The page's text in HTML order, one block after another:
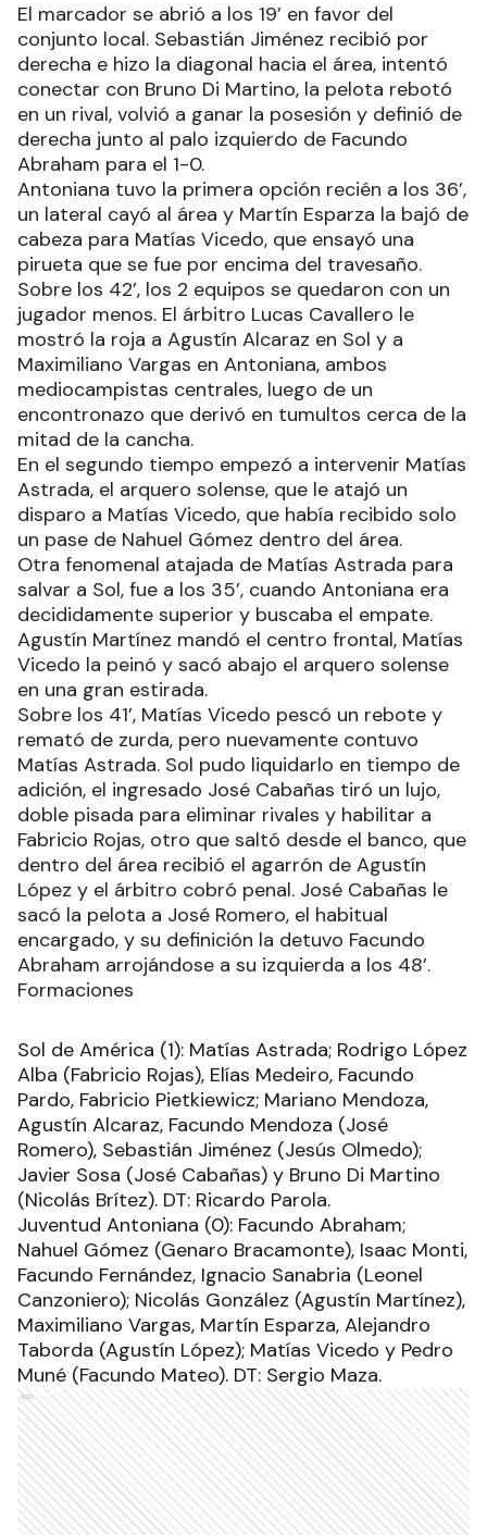
El marcador se abrió a los 19’ en favor del
conjunto local. Sebastián Jiménez recibió por
derecha e hizo la diagonal hacia el área, intentó
conectar con Bruno Di Martino, la pelota rebotó
en un rival, volvió a ganar la posesión y definió de
derecha junto al palo izquierdo de Facundo
Abraham para el 1-0.
Antoniana tuvo la primera opción recién a los 36’,
un lateral cayó al área y Martín Esparza la bajó de
cabeza para Matías Vicedo, que ensayó una
pirueta que se fue por encima del travesaño.
Sobre los 42’, los 2 equipos se quedaron con un
jugador menos. El árbitro Lucas Cavallero le
mostró la roja a Agustín Alcaraz en Sol y a
Maximiliano Vargas en Antoniana, ambos
mediocampistas centrales, luego de un
encontronazo que derivó en tumultos cerca de la
mitad de la cancha.
En el segundo tiempo empezó a intervenir Matías
Astrada, el arquero solense, que le atajó un
disparo a Matías Vicedo, que había recibido solo
un pase de Nahuel Gómez dentro del área.
Otra fenomenal atajada de Matías Astrada para
salvar a Sol, fue a los 35’, cuando Antoniana era
decididamente superior y buscaba el empate.
Agustín Martínez mandó el centro frontal, Matías
Vicedo la peinó y sacó abajo el arquero solense
en una gran estirada.
Sobre los 41’, Matías Vicedo pescó un rebote y
remató de zurda, pero nuevamente contuvo
Matías Astrada. Sol pudo liquidarlo en tiempo de
adición, el ingresado José Cabañas tiró un lujo,
doble pisada para eliminar rivales y habilitar a
Fabricio Rojas, otro que saltó desde el banco, que
dentro del área recibió el agarrón de Agustín
López y el árbitro cobró penal. José Cabañas le
sacó la pelota a José Romero, el habitual
encargado, y su definición la detuvo Facundo
Abraham arrojándose a su izquierda a los 48’.
Formaciones
Sol de América (1): Matías Astrada; Rodrigo López
Alba (Fabricio Rojas), Elías Medeiro, Facundo
Pardo, Fabricio Pietkiewicz; Mariano Mendoza,
Agustín Alcaraz, Facundo Mendoza (José
Romero), Sebastián Jiménez (Jesús Olmedo);
Javier Sosa (José Cabañas) y Bruno Di Martino
(Nicolás Brítez). DT: Ricardo Parola.
Juventud Antoniana (0): Facundo Abraham;
Nahuel Gómez (Genaro Bracamonte), Isaac Monti,
Facundo Fernández, Ignacio Sanabria (Leonel
Canzoniero); Nicolás González (Agustín Martínez),
Maximiliano Vargas, Martín Esparza, Alejandro
Taborda (Agustín López); Matías Vicedo y Pedro
Muné (Facundo Mateo). DT: Sergio Maza.
Ads